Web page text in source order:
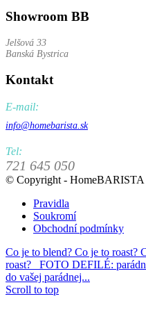
Showroom BB
Jelšová 33
Banská Bystrica
Kontakt
E-mail:
info@homebarista.sk
Tel:
721 645 050
© Copyright - HomeBARISTA
Pravidla
Soukromí
Obchodní podmínky
Co je to blend? Co je to roast?
roast?
FOTO DEFILÉ:
do vašej parádnej...
Scroll to top